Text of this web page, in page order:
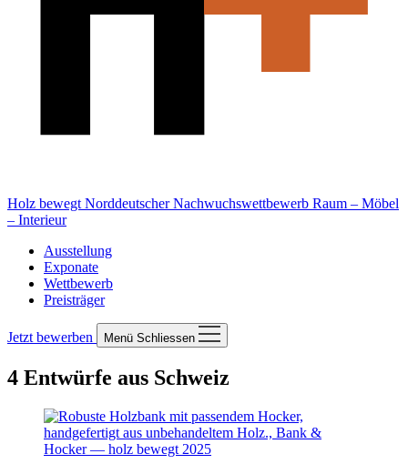
Holz bewegt Norddeutscher Nachwuchswettbewerb Raum – Möbel
– Interieur
Ausstellung
Exponate
Wettbewerb
Preisträger
Jetzt bewerben Menü Schliessen
4 Entwürfe aus Schweiz